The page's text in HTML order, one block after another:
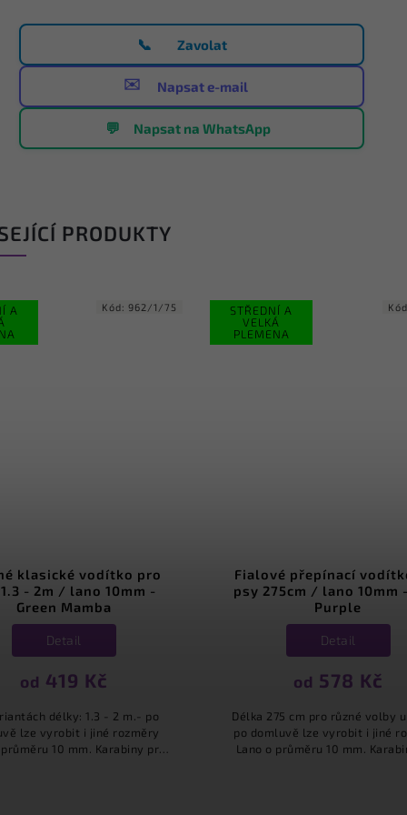
📞 Zavolat
✉️ Napsat e-mail
💬 Napsat na WhatsApp
PRODUKTY
A
přepínací vodítko pro
/ lano 10mm - Acid
Purple
od578 Kč
Detail
275 cm pro různé volby upnutí.-
lze vyrobit i jiné rozměry
o průměru 10 mm. Karabiny pro
Kód:741/75
STŘEDNÍ A
VELKÁ
PLEMENA
Modré přepínací
psy 275cm / lano
Neptunus
od578 Kč
Detail
Délka 275 cm pro různé
po domluvě lze vyrobit i
Lano o průměru 10 mm.